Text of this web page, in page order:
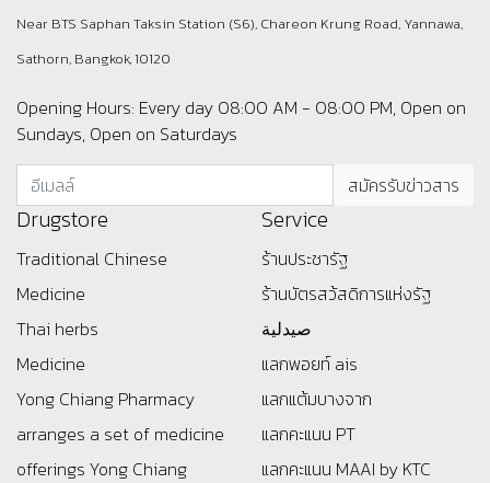
Near BTS Saphan Taksin Station (S6), Chareon Krung Road, Yannawa,
Sathorn, Bangkok, 10120
Opening Hours: Every day 08:00 AM - 08:00 PM, Open on
Sundays, Open on Saturdays
Drugstore
Traditional Chinese
Medicine
Thai herbs
Medicine
Yong Chiang Pharmacy
arranges a set of medicine
offerings Yong Chiang
Service
ร้านประชารัฐ
ร้านบัตรสว้สดิการแห่งรัฐ
صيدلية
แลกพอยท์ ais
แลกแต้มบางจาก
แลกคะแนน PT
แลกคะแนน MAAI by KTC